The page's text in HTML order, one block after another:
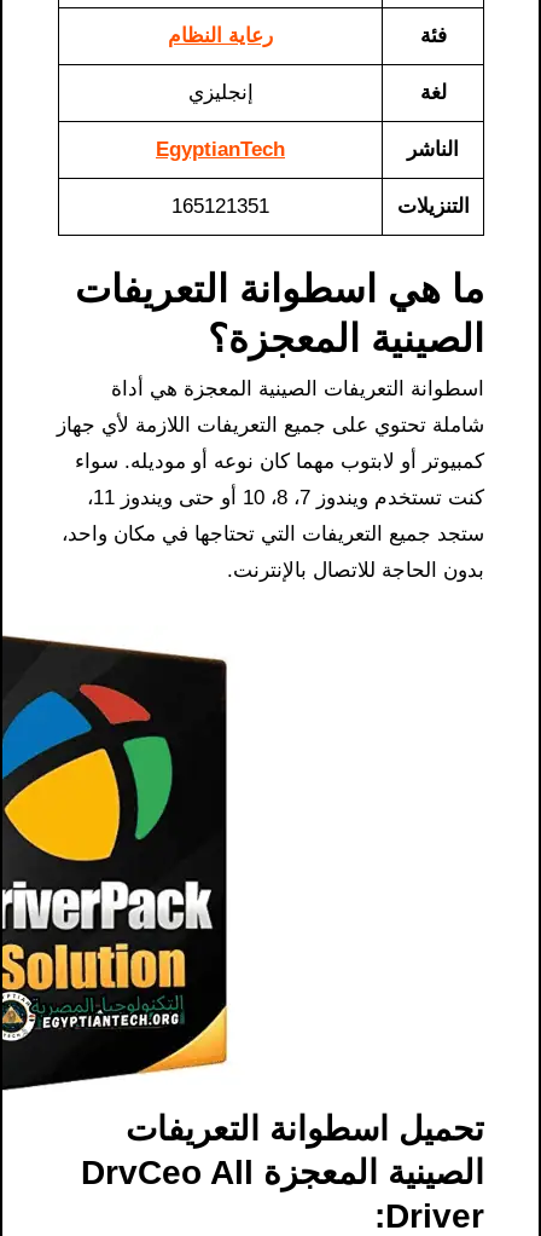
فئة رعاية النظام
لغة إنجليزي
الناشر EgyptianTech
التنزيلات 165121351
ما هي اسطوانة التعريفات
الصينية المعجزة؟
اسطوانة التعريفات الصينية المعجزة هي أداة
شاملة تحتوي على جميع التعريفات اللازمة لأي جهاز
كمبيوتر أو لابتوب مهما كان نوعه أو موديله. سواء
كنت تستخدم ويندوز 7، 8، 10 أو حتى ويندوز 11،
ستجد جميع التعريفات التي تحتاجها في مكان واحد،
بدون الحاجة للاتصال بالإنترنت.
تحميل اسطوانة التعريفات
الصينية المعجزة DrvCeo All
Driver: